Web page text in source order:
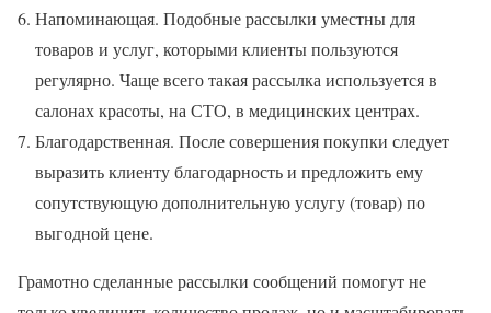
Напоминающая. Подобные рассылки уместны для
товаров и услуг, которыми клиенты пользуются
регулярно. Чаще всего такая рассылка используется в
салонах красоты, на СТО, в медицинских центрах.
Благодарственная. После совершения покупки следует
выразить клиенту благодарность и предложить ему
сопутствующую дополнительную услугу (товар) по
выгодной цене.
Грамотно сделанные рассылки сообщений помогут не